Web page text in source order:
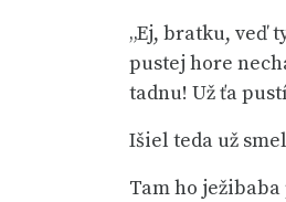
„Ej, bratku, veď
pustej hore
tadnu! Už ťa
Išiel teda už
Tam ho